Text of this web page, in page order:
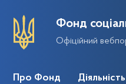
Фонд
Офіційний
Про Фонд Діяльність